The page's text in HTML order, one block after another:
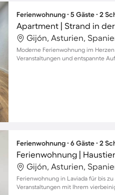
Ferienwohnung ∙ 5 Gäste ∙ 2
Apartment | Strand in
Gijón, Asturien,
Moderne Ferienwohnung im
Veranstaltungen und entspannte
Ferienwohnung ∙ 6 Gäste ∙ 2
Ferienwohnung |
Gijón, Asturien,
Ferienwohnung in Laviada für bis
Veranstaltungen mit Ihrem